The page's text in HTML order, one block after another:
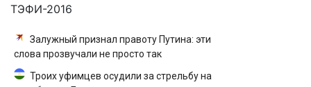
ТЭФИ-2016
Залужный признал правоту Путина: эти
слова прозвучали не просто так
Троих уфимцев осудили за стрельбу на